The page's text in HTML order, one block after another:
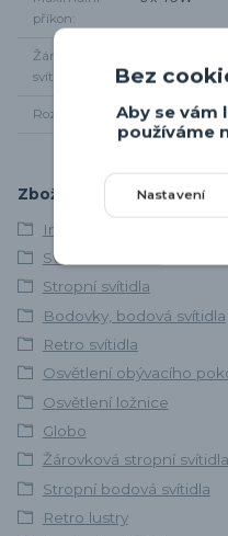
příkon
Žárovky součástí
svítidla
Rozměr svítidla průměr
Zboží zařazeno v
Interiérová svítidla
Svítidla skladem
Stropní svítidla
Bodovky, bodová svítidla
Retro svítidla
Osvětlení obývacího
Osvětlení ložnice
Globo
Žárovková stropní svítidla
Stropní bodová svítidla
Retro lustry
Bez
Aby se vám
používáme
Nastavení